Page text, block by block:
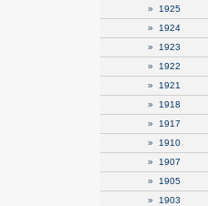
» 1925
» 1924
» 1923
» 1922
» 1921
» 1918
» 1917
» 1910
» 1907
» 1905
» 1903